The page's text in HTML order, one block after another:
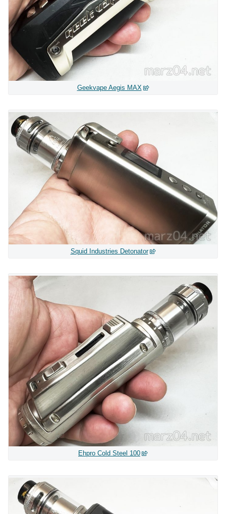
Geekvape Aegis MAX
Squid Industries Detonator
Ehpro Cold Steel 100